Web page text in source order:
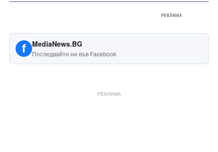
РЕКЛАМА
f MediaNews.BG
Последвайте ни във Facebook
РЕКЛАМА